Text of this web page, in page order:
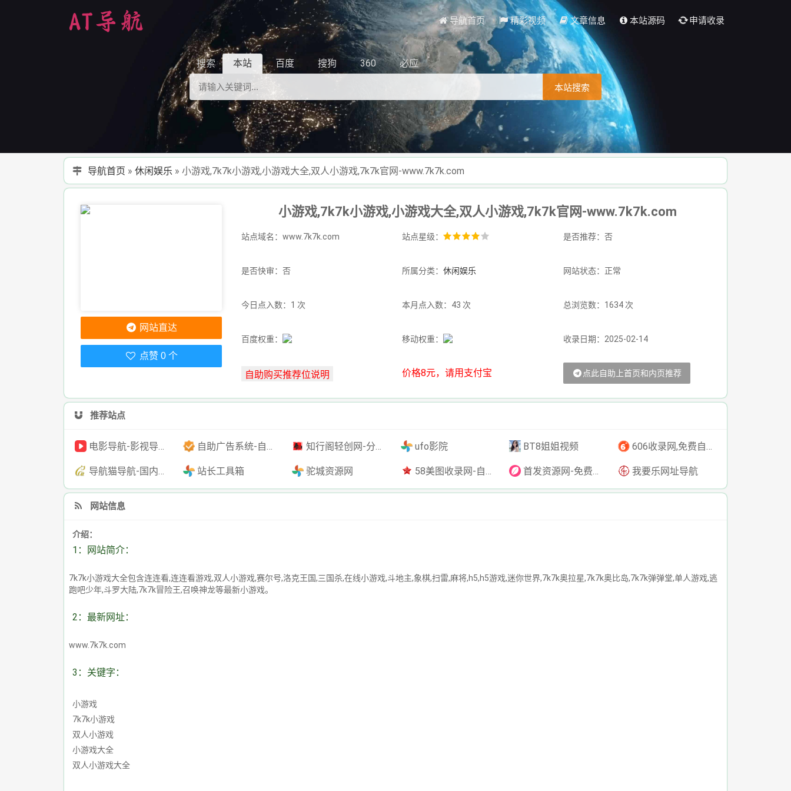
导航首页 精彩视频 文章信息 本站源码 申请收录
搜索 本站 百度 搜狗 360 必应
本站搜索
导航首页 »休闲娱乐 »小游戏,7k7k小游戏,小游戏大全,双人小游戏,7k7k官网-www.7k7k.com
小游戏,7k7k小游戏,小游戏大全,双人小游戏,7k7k官网-www.7k7k.com
站点域名：www.7k7k.com 站点星级： 是否推荐：否
是否快审：否 所属分类：休闲娱乐 网站状态：正常
今日点入数：1 次 本月点入数：43 次 总浏览数：1634 次
百度权重： 移动权重： 收录日期：2025-02-14
价格8元，请用支付宝 点此自助上首页和内页推荐
网站直达
点赞 0 个
推荐站点
电影导航-影视导航-电影搜索-影视搜索-电影站收录 自助广告系统-自助广告源码-自助投放广告插件 知行阁轻创网-分享网络赚钱项目-全网首发副业项目实操平台-副业创业项目网 ufo影院 BT8姐姐视频 606收录网,免费自动秒收录网址,提供自动收录,网站导航大全源码,自动链,友情链接交换。
导航猫导航-国内专业的技术资源网分类平台 站长工具箱 驼城资源网 58美图收录网-自动收录网站-流量交换-自动链 首发资源网-免费资源下载-最新php源码下载-热门资源下载 我要乐网址导航
网站信息
介绍：
1：网站简介：
7k7k小游戏大全包含连连看,连连看游戏,双人小游戏,赛尔号,洛克王国,三国杀,在线小游戏,斗地主,象棋,扫雷,麻将,h5,h5游戏,迷你世界,7k7k奥拉星,7k7k奥比岛,7k7k弹弹堂,单人游戏,逃
跑吧少年,斗罗大陆,7k7k冒险王,召唤神龙等最新小游戏。
2：最新网址：
www.7k7k.com
3：关键字：
小游戏
7k7k小游戏
双人小游戏
小游戏大全
双人小游戏大全